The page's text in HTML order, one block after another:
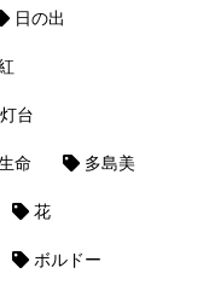
日の出
灯台
命 多島美
花
ボルドー